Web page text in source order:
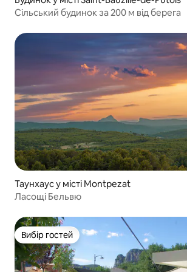
Сільський будинок за 200 м від берега
Таунхаус у місті Montpezat
Ласощі Бельвю
Вибір гостей
Вибір гостей